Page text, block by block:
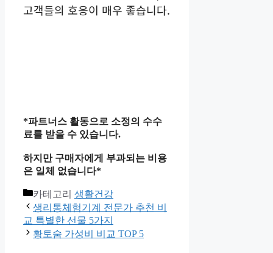
고객들의 호응이 매우 좋습니다.
*파트너스 활동으로 소정의 수수
료를 받을 수 있습니다.
하지만 구매자에게 부과되는 비용
은 일체 없습니다*
카테고리 생활건강
생리통체험기계 전문가 추천 비
교 특별한 선물 5가지
황토숨 가성비 비교 TOP 5